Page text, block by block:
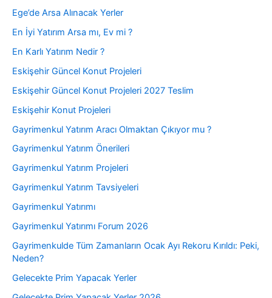
Ege’de Arsa Alınacak Yerler
En İyi Yatırım Arsa mı, Ev mi ?
En Karlı Yatırım Nedir ?
Eskişehir Güncel Konut Projeleri
Eskişehir Güncel Konut Projeleri 2027 Teslim
Eskişehir Konut Projeleri
Gayrimenkul Yatırım Aracı Olmaktan Çıkıyor mu ?
Gayrimenkul Yatırım Önerileri
Gayrimenkul Yatırım Projeleri
Gayrimenkul Yatırım Tavsiyeleri
Gayrimenkul Yatırımı
Gayrimenkul Yatırımı Forum 2026
Gayrimenkulde Tüm Zamanların Ocak Ayı Rekoru Kırıldı: Peki,
Neden?
Gelecekte Prim Yapacak Yerler